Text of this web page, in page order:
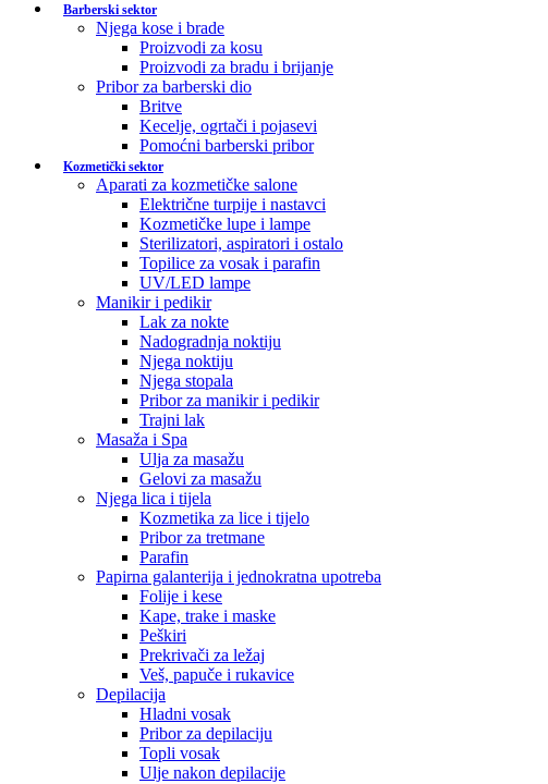
Barberski sektor
Njega kose i brade
Proizvodi za kosu
Proizvodi za bradu i brijanje
Pribor za barberski dio
Britve
Kecelje, ogrtači i pojasevi
Pomoćni barberski pribor
Kozmetički sektor
Aparati za kozmetičke salone
Električne turpije i nastavci
Kozmetičke lupe i lampe
Sterilizatori, aspiratori i ostalo
Topilice za vosak i parafin
UV/LED lampe
Manikir i pedikir
Lak za nokte
Nadogradnja noktiju
Njega noktiju
Njega stopala
Pribor za manikir i pedikir
Trajni lak
Masaža i Spa
Ulja za masažu
Gelovi za masažu
Njega lica i tijela
Kozmetika za lice i tijelo
Pribor za tretmane
Parafin
Papirna galanterija i jednokratna upotreba
Folije i kese
Kape, trake i maske
Peškiri
Prekrivači za ležaj
Veš, papuče i rukavice
Depilacija
Hladni vosak
Pribor za depilaciju
Topli vosak
Ulje nakon depilacije